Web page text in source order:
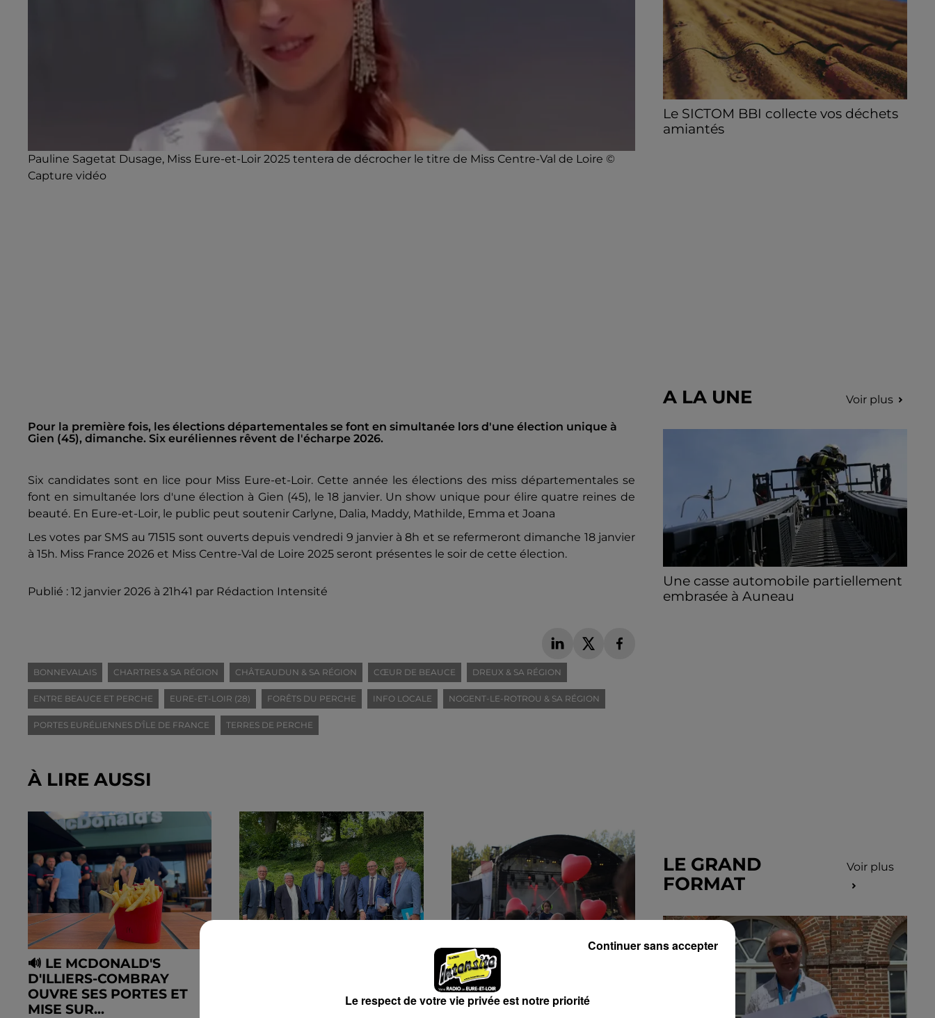
Pauline Sagetat Dusage, Miss Eure-et-Loir 2025 tentera de décrocher le titre de Miss Centre-Val de Loire ©
Capture vidéo
Pour la première fois, les élections départementales se font en simultanée lors d'une élection unique à
Gien (45), dimanche. Six euréliennes rêvent de l'écharpe 2026.
Six candidates sont en lice pour Miss Eure-et-Loir. Cette année les élections des miss départementales se
font en simultanée lors d'une élection à Gien (45), le 18 janvier. Un show unique pour élire quatre reines de
beauté. En Eure-et-Loir, le public peut soutenir Carlyne, Dalia, Maddy, Mathilde, Emma et Joana
Les votes par SMS au 71515 sont ouverts depuis vendredi 9 janvier à 8h et se refermeront dimanche 18 janvier
à 15h. Miss France 2026 et Miss Centre-Val de Loire 2025 seront présentes le soir de cette élection.
Publié : 12 janvier 2026 à 21h41 par Rédaction Intensité
BONNEVALAIS CHARTRES & SA RÉGION CHÂTEAUDUN & SA RÉGION CŒUR DE BEAUCE DREUX & SA RÉGION
ENTRE BEAUCE ET PERCHE EURE-ET-LOIR (28) FORÊTS DU PERCHE INFO LOCALE NOGENT-LE-ROTROU & SA RÉGION
PORTES EURÉLIENNES D'ÎLE DE FRANCE TERRES DE PERCHE
À LIRE AUSSI
🔊 LE MCDONALD'S
D'ILLIERS-COMBRAY
OUVRE SES PORTES ET
MISE SUR...
DÉPARTEMENTS
FESTIVAL L'PAILLE À SONS
: UNE PREMIÈRE SOIRÉE
RECORD POUR LANCER...
Le SICTOM BBI collecte vos déchets
amiantés
A LA UNE Voir plus
Une casse automobile partiellement
embrasée à Auneau
LE GRAND
FORMAT
Voir plus
Le respect de votre vie privée est notre priorité
Continuer sans accepter